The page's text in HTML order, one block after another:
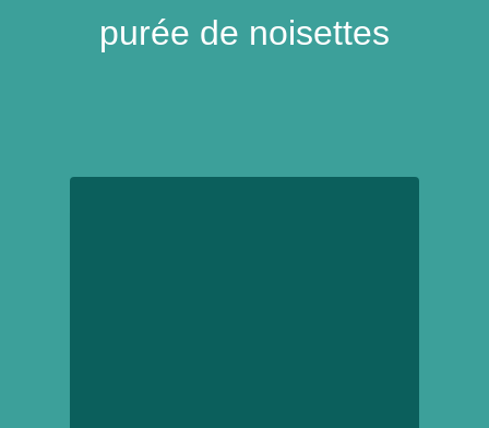
purée de noisettes